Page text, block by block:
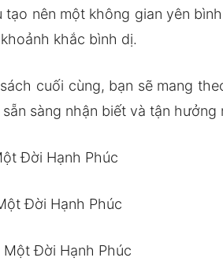
tạo nên một không gian yên
khắc bình dị.
cuối cùng, bạn sẽ mang
sàng nhận biết và tận
Đời Hạnh Phúc
Đời Hạnh Phúc
Đời Hạnh Phúc